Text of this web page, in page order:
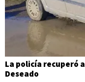
La policía recuperó
Deseado